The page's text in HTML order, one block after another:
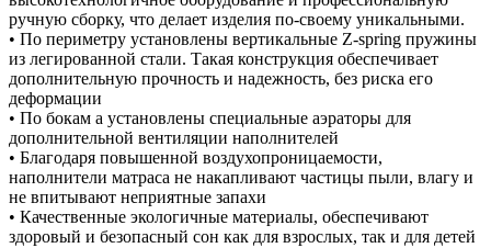
ручную сборку, что делает изделия по-своему уникальными.
• По периметру установлены вертикальные Z-spring пружины
из легированной стали. Такая конструкция обеспечивает
дополнительную прочность и надежность, без риска его
деформации
• По бокам а установлены специальные аэраторы для
дополнительной вентиляции наполнителей
• Благодаря повышенной воздухопроницаемости,
наполнители матраса не накапливают частицы пыли, влагу и
не впитывают неприятные запахи
• Качественные экологичные материалы, обеспечивают
здоровый и безопасный сон как для взрослых, так и для детей